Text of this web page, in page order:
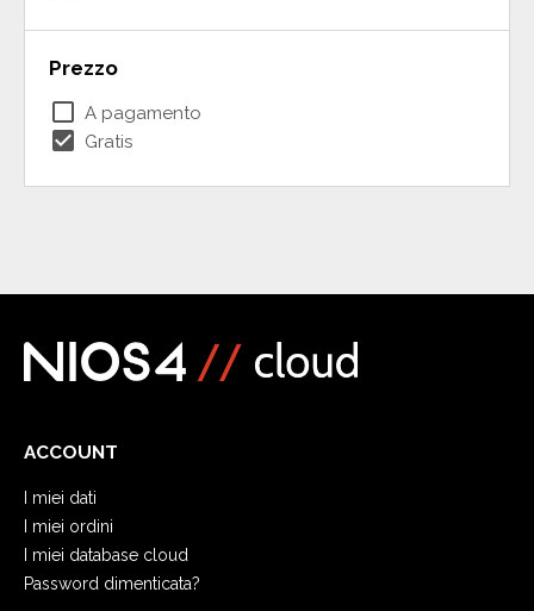
Prezzo
check_box_outline_blank A pagamento
check_box Gratis
ACCOUNT
I miei dati
I miei ordini
I miei database cloud
Password dimenticata?